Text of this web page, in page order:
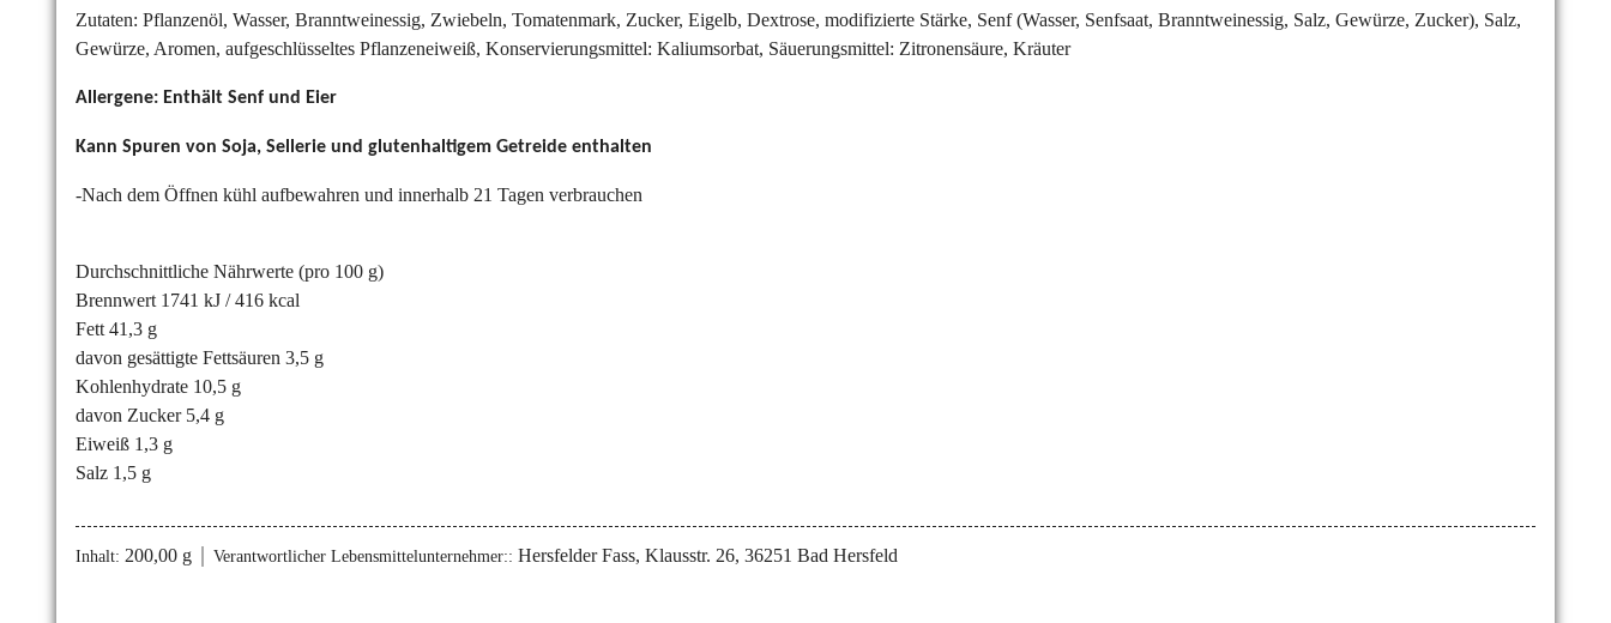
Zutaten: Pflanzenöl, Wasser, Branntweinessig, Zwiebeln, Tomatenmark, Zucker, Eigelb, Dextrose, modifizierte Stärke, Senf (Wasser, Senfsaat, Branntweinessig, Salz, Gewürze, Zucker), Salz,
Gewürze, Aromen, aufgeschlüsseltes Pflanzeneiweiß, Konservierungsmittel: Kaliumsorbat, Säuerungsmittel: Zitronensäure, Kräuter
Allergene: Enthält Senf und Eier
Kann Spuren von Soja, Sellerie und glutenhaltigem Getreide enthalten
-Nach dem Öffnen kühl aufbewahren und innerhalb 21 Tagen verbrauchen
Durchschnittliche Nährwerte (pro 100 g)
Brennwert 1741 kJ / 416 kcal
Fett 41,3 g
davon gesättigte Fettsäuren 3,5 g
Kohlenhydrate 10,5 g
davon Zucker 5,4 g
Eiweiß 1,3 g
Salz 1,5 g
Inhalt: 200,00 g Verantwortlicher Lebensmittelunternehmer:: Hersfelder Fass, Klausstr. 26, 36251 Bad Hersfeld